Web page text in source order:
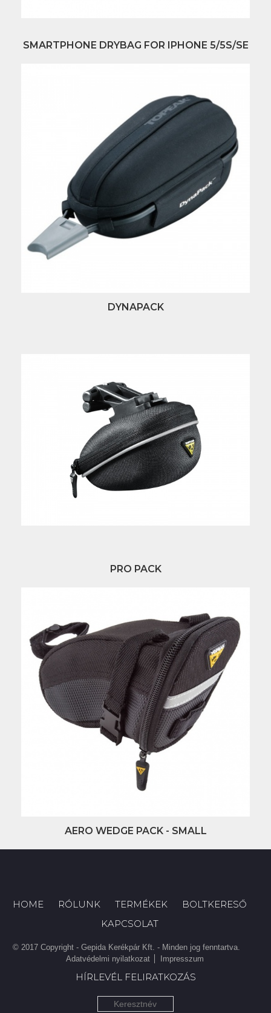
SMARTPHONE DRYBAG FOR IPHONE 5/5S/SE
DYNAPACK
PRO PACK
AERO WEDGE PACK - SMALL
HOME RÓLUNK TERMÉKEK
BOLTKERESŐ
KAPCSOLAT
© 2017 Copyright - Gepida Kerékpár Kft. - Minden jog fenntartva.
Adatvédelmi nyilatkozat
Impresszum
HÍRLEVÉL FELIRATKOZÁS